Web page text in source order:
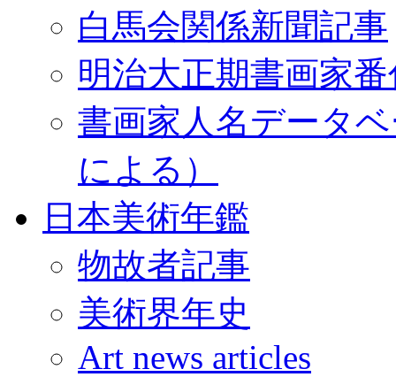
白馬会関係新聞記事
明治大正期書画家
書画家人名データ
による）
日本美術年鑑
物故者記事
美術界年史
Art news articles